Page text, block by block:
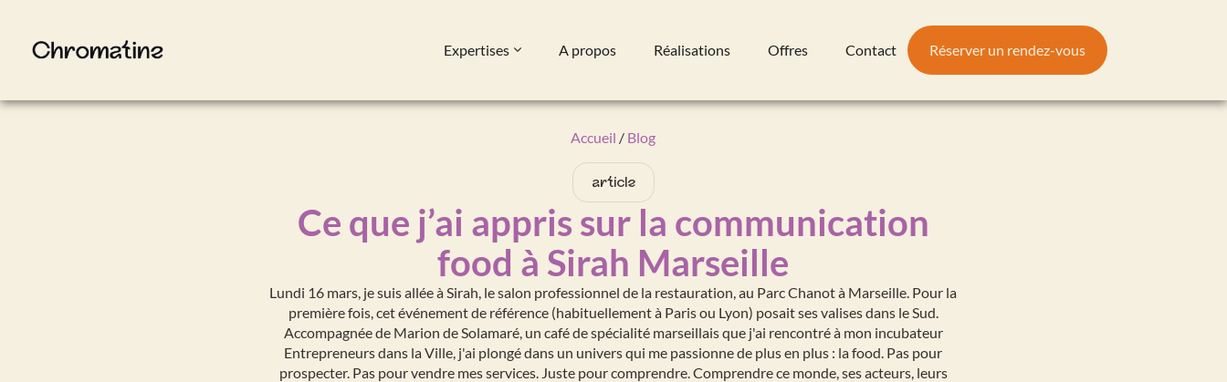
Expertises A propos Réalisations Offres Contact Réserver un rendez-vous
Accueil / Blog
article
Ce que j’ai appris sur la communication
food à Sirah Marseille
Lundi 16 mars, je suis allée à Sirah, le salon professionnel de la restauration, au Parc Chanot à Marseille. Pour la
première fois, cet événement de référence (habituellement à Paris ou Lyon) posait ses valises dans le Sud.
Accompagnée de Marion de Solamaré, un café de spécialité marseillais que j'ai rencontré à mon incubateur
Entrepreneurs dans la Ville, j'ai plongé dans un univers qui me passionne de plus en plus : la food. Pas pour
prospecter. Pas pour vendre mes services. Juste pour comprendre. Comprendre ce monde, ses acteurs, leurs